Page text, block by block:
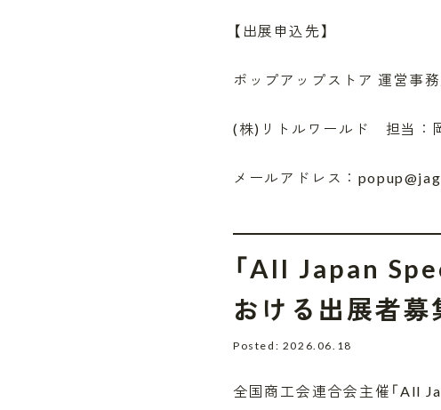
【出展申込先】
ポップアップストア 運営事
(株)リトルワールド 担当：
メールアドレス：
「All Japan
おける出展者募
Posted: 2026.06.18
全国商工会連合会主催「All